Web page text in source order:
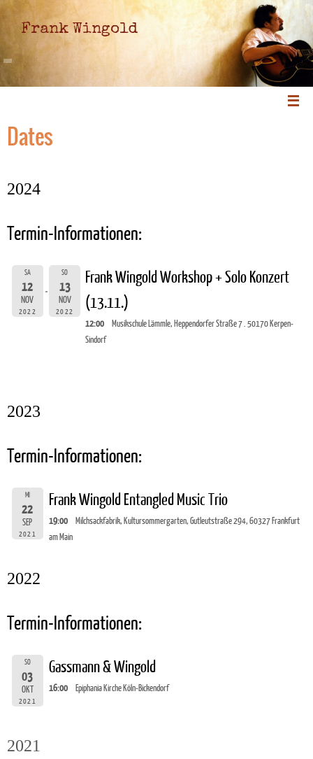
Frank Wingold
Dates
2024
Termin-Informationen:
SA
12
NOV
2022
SO
13
NOV
2022
Frank Wingold Workshop + Solo Konzert
(13.11.)
12:00
Musikschule Lämmle, Heppendorfer Straße 7 . 50170 Kerpen-
Sindorf
2023
Termin-Informationen:
MI
22
SEP
2021
Frank Wingold Entangled Music Trio
19:00
Milchsackfabrik, Kultursommergarten, Gutleutstraße 294, 60327 Frankfurt
am Main
2022
Termin-Informationen:
SO
03
OKT
2021
Gassmann & Wingold
16:00 Epiphania Kirche Köln-Bickendorf
2021